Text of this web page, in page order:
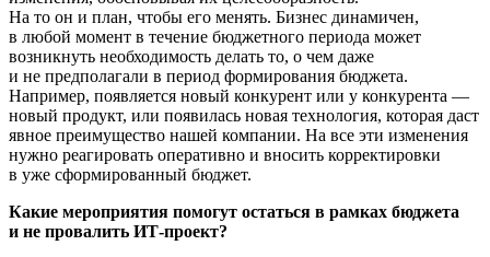
На то он и план, чтобы его менять. Бизнес динамичен,
в любой момент в течение бюджетного периода может
возникнуть необходимость делать то, о чем даже
и не предполагали в период формирования бюджета.
Например, появляется новый конкурент или у конкурента —
новый продукт, или появилась новая технология, которая даст
явное преимущество нашей компании. На все эти изменения
нужно реагировать оперативно и вносить корректировки
в уже сформированный бюджет.
Какие мероприятия помогут остаться в рамках бюджета
и не провалить ИТ-проект?